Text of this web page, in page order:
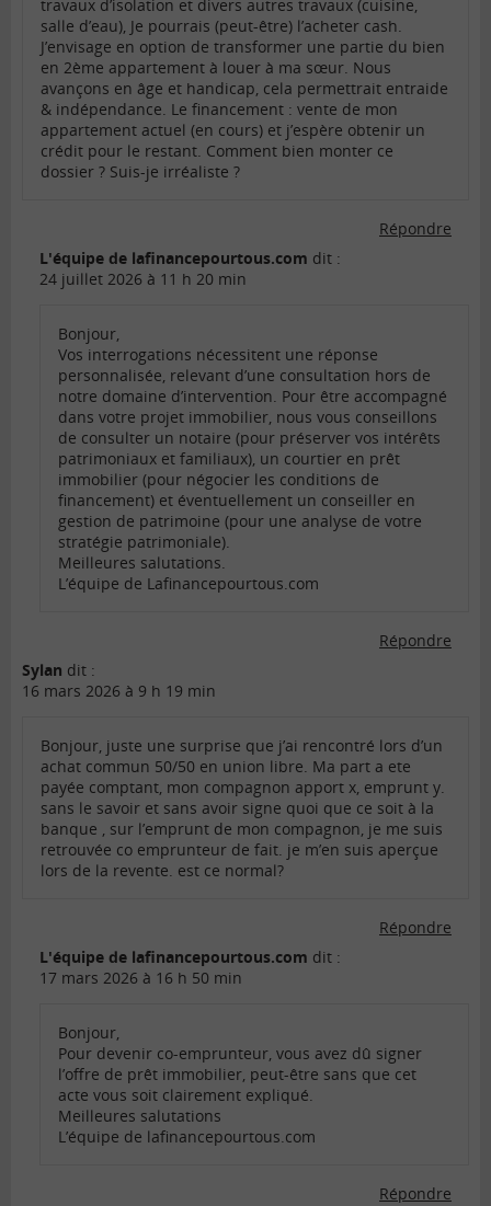
travaux d’isolation et divers autres travaux (cuisine,
salle d’eau), Je pourrais (peut-être) l’acheter cash.
J’envisage en option de transformer une partie du bien
en 2ème appartement à louer à ma sœur. Nous
avançons en âge et handicap, cela permettrait entraide
& indépendance. Le financement : vente de mon
appartement actuel (en cours) et j’espère obtenir un
crédit pour le restant. Comment bien monter ce
dossier ? Suis-je irréaliste ?
Répondre
L'équipe de lafinancepourtous.com dit :
24 juillet 2026 à 11 h 20 min
Bonjour,
Vos interrogations nécessitent une réponse
personnalisée, relevant d’une consultation hors de
notre domaine d’intervention. Pour être accompagné
dans votre projet immobilier, nous vous conseillons
de consulter un notaire (pour préserver vos intérêts
patrimoniaux et familiaux), un courtier en prêt
immobilier (pour négocier les conditions de
financement) et éventuellement un conseiller en
gestion de patrimoine (pour une analyse de votre
stratégie patrimoniale).
Meilleures salutations.
L’équipe de Lafinancepourtous.com
Répondre
Sylan dit :
16 mars 2026 à 9 h 19 min
Bonjour, juste une surprise que j’ai rencontré lors d’un
achat commun 50/50 en union libre. Ma part a ete
payée comptant, mon compagnon apport x, emprunt y.
sans le savoir et sans avoir signe quoi que ce soit à la
banque , sur l’emprunt de mon compagnon, je me suis
retrouvée co emprunteur de fait. je m’en suis aperçue
lors de la revente. est ce normal?
Répondre
L'équipe de lafinancepourtous.com dit :
17 mars 2026 à 16 h 50 min
Bonjour,
Pour devenir co-emprunteur, vous avez dû signer
l’offre de prêt immobilier, peut-être sans que cet
acte vous soit clairement expliqué.
Meilleures salutations
L’équipe de lafinancepourtous.com
Répondre